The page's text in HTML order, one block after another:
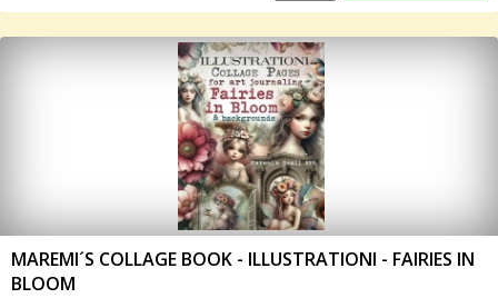
MAREMI´S COLLAGE BOOK - ILLUSTRATIONI - FAIRIES IN
BLOOM